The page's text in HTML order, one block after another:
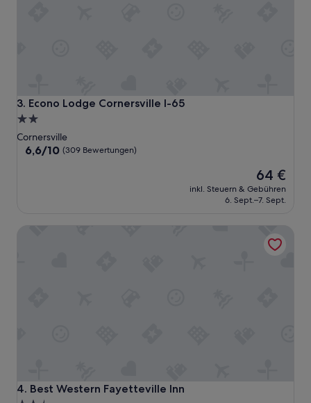
3. Econo Lodge Cornersville I-65
Econo Lodge Cornersville I-65
2.0-
Sterne-
Unterkunft
Cornersville
6.6
6,6/10 (309 Bewertungen)
Der
Preis
beträgt
64 €
inkl. Steuern & Gebühren
6. Sept.–7. Sept.
4. Best Western Fayetteville Inn
Best Western Fayetteville Inn